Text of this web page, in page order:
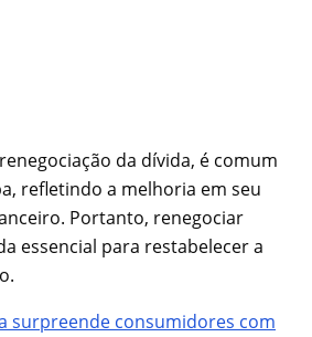
da dívida, é comum
refletindo a melhoria em seu
Portanto, renegociar
essencial para restabelecer a
surpreende consumidores com